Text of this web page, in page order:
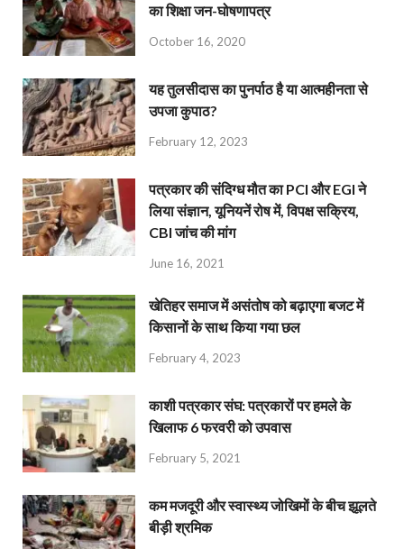
का शिक्षा जन-घोषणापत्र
October 16, 2020
यह तुलसीदास का पुनर्पाठ है या आत्महीनता से
उपजा कुपाठ?
February 12, 2023
पत्रकार की संदिग्ध मौत का PCI और EGI ने
लिया संज्ञान, यूनियनें रोष में, विपक्ष सक्रिय,
CBI जांच की मांग
June 16, 2021
खेतिहर समाज में असंतोष को बढ़ाएगा बजट में
किसानों के साथ किया गया छल
February 4, 2023
काशी पत्रकार संघ: पत्रकारों पर हमले के
खिलाफ 6 फरवरी को उपवास
February 5, 2021
कम मजदूरी और स्वास्थ्य जोखिमों के बीच झूलते
बीड़ी श्रमिक